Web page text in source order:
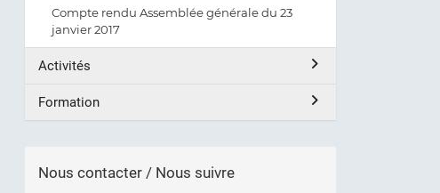
Compte rendu Assemblée générale du 23
janvier 2017
Activités
Formation
Nous contacter / Nous suivre